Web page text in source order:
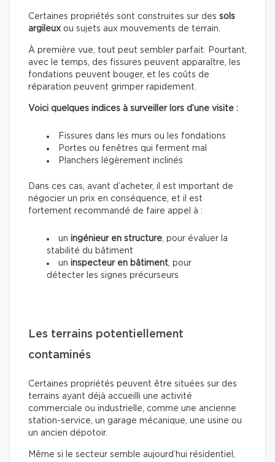
Certaines propriétés sont construites sur des sols
argileux ou sujets aux mouvements de terrain.
À première vue, tout peut sembler parfait. Pourtant,
avec le temps, des fissures peuvent apparaître, les
fondations peuvent bouger, et les coûts de
réparation peuvent grimper rapidement.
Voici quelques indices à surveiller lors d’une visite :
Fissures dans les murs ou les fondations
Portes ou fenêtres qui ferment mal
Planchers légèrement inclinés
Dans ces cas, avant d’acheter, il est important de
négocier un prix en conséquence, et il est
fortement recommandé de faire appel à :
un ingénieur en structure, pour évaluer la
stabilité du bâtiment
un inspecteur en bâtiment, pour
détecter les signes précurseurs
Les terrains potentiellement
contaminés
Certaines propriétés peuvent être situées sur des
terrains ayant déjà accueilli une activité
commerciale ou industrielle, comme une ancienne
station-service, un garage mécanique, une usine ou
un ancien dépotoir.
Même si le secteur semble aujourd’hui résidentiel,